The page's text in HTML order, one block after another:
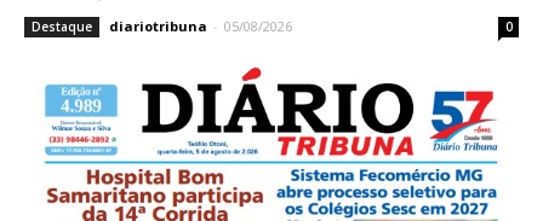
Destaque diariotribuna - 05/08/2026 0